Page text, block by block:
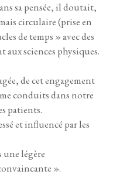
sa pensée, il doutait,
circulaire (prise en
de temps » avec des
sciences physiques.
de cet engagement
conduits dans notre
patients.
et influencé par les
une légère
».